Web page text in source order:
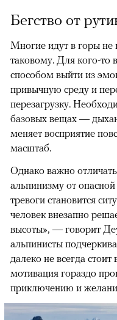
Бегство от
Многие идут в горы не
таковому. Для кого-то
способом выйти из
привычную среду и
перезагрузку.
базовых вещах —
меняет восприятие
масштаб.
Однако важно
альпинизму от
тревоги становится
человек внезапно
высоты», — говорит
альпинисты
далеко не всегда
мотивация гораздо
приключению и